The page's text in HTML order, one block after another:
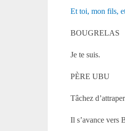
Et toi, mon fils,
BOUGRELAS
Je te suis.
PÈRE UBU
Tâchez
Il s’avance vers